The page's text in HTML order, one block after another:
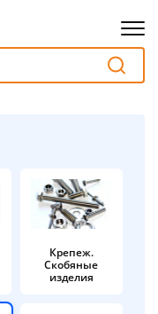
Крепеж.
Скобяные
изделия